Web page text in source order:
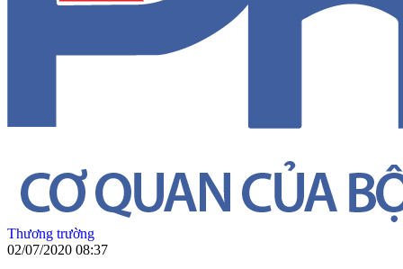
Thương trường
02/07/2020 08:37